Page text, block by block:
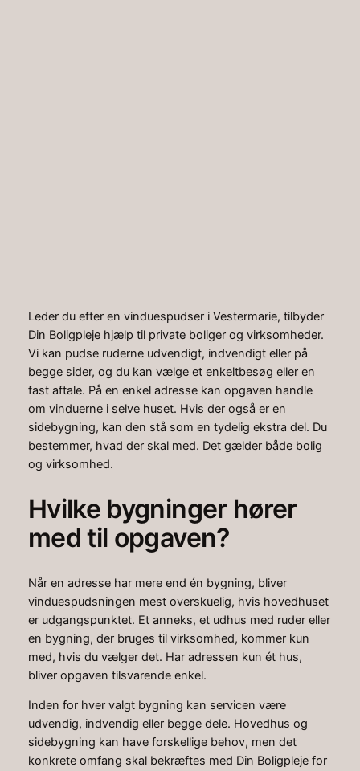
Leder du efter en vinduespudser i Vestermarie, tilbyder
Din Boligpleje hjælp til private boliger og virksomheder.
Vi kan pudse ruderne udvendigt, indvendigt eller på
begge sider, og du kan vælge et enkeltbesøg eller en
fast aftale. På en enkel adresse kan opgaven handle
om vinduerne i selve huset. Hvis der også er en
sidebygning, kan den stå som en tydelig ekstra del. Du
bestemmer, hvad der skal med. Det gælder både bolig
og virksomhed.
Hvilke bygninger hører
med til opgaven?
Når en adresse har mere end én bygning, bliver
vinduespudsningen mest overskuelig, hvis hovedhuset
er udgangspunktet. Et anneks, et udhus med ruder eller
en bygning, der bruges til virksomhed, kommer kun
med, hvis du vælger det. Har adressen kun ét hus,
bliver opgaven tilsvarende enkel.
Inden for hver valgt bygning kan servicen være
udvendig, indvendig eller begge dele. Hovedhus og
sidebygning kan have forskellige behov, men det
konkrete omfang skal bekræftes med Din Boligpleje for